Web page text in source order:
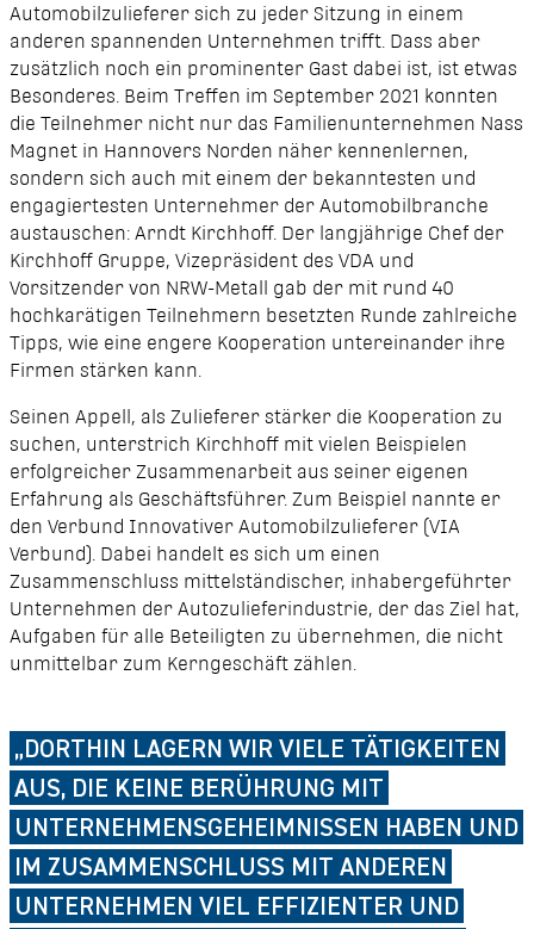
Automobilzulieferer sich zu jeder Sitzung in einem
anderen spannenden Unternehmen trifft. Dass aber
zusätzlich noch ein prominenter Gast dabei ist, ist etwas
Besonderes. Beim Treffen im September 2021 konnten
die Teilnehmer nicht nur das Familienunternehmen Nass
Magnet in Hannovers Norden näher kennenlernen,
sondern sich auch mit einem der bekanntesten und
engagiertesten Unternehmer der Automobilbranche
austauschen: Arndt Kirchhoff. Der langjährige Chef der
Kirchhoff Gruppe, Vizepräsident des VDA und
Vorsitzender von NRW-Metall gab der mit rund 40
hochkarätigen Teilnehmern besetzten Runde zahlreiche
Tipps, wie eine engere Kooperation untereinander ihre
Firmen stärken kann.
Seinen Appell, als Zulieferer stärker die Kooperation zu
suchen, unter­strich Kirchhoff mit vielen Beispielen
erfolgreicher Zusammenarbeit aus seiner eigenen
Erfahrung als Geschäftsführer. Zum Beispiel nannte er
den Verbund Innovativer Automobilzulieferer (VIA
Verbund). Dabei handelt es sich um einen
Zusammenschluss mittelständischer, inhabergeführter
Unternehmen der Autozulieferindustrie, der das Ziel hat,
Aufgaben für alle Beteiligten zu übernehmen, die nicht
unmittelbar zum Kerngeschäft zählen.
„DORTHIN LAGERN WIR VIELE TÄTIGKEITEN
AUS, DIE KEINE BERÜHRUNG MIT
UNTERNEHMENSGEHEIMNISSEN HABEN UND
IM ZUSAMMENSCHLUSS MIT ANDEREN
UNTERNEHMEN VIEL EFFIZIENTER UND